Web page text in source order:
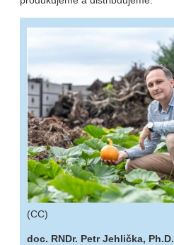
(CC)
doc. RNDr. Petr Jehlička, Ph.D.